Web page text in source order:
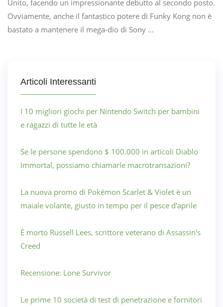
Unito, facendo un impressionante debutto al secondo posto.
Ovviamente, anche il fantastico potere di Funky Kong non è
bastato a mantenere il mega-dio di Sony ...
Articoli Interessanti
I 10 migliori giochi per Nintendo Switch per bambini
e ragazzi di tutte le età
Se le persone spendono $ 100.000 in articoli Diablo
Immortal, possiamo chiamarle macrotransazioni?
La nuova promo di Pokémon Scarlet & Violet è un
maiale volante, giusto in tempo per il pesce d'aprile
È morto Russell Lees, scrittore veterano di Assassin's
Creed
Recensione: Lone Survivor
Le prime 10 società di test di penetrazione e fornitori